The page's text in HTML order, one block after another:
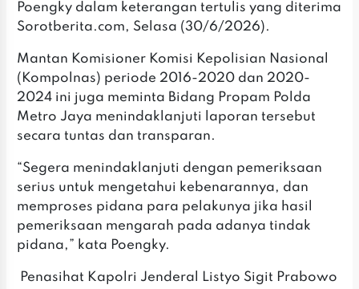
Poengky dalam keterangan tertulis yang diterima
Sorotberita.com, Selasa (30/6/2026).
‎Mantan Komisioner Komisi Kepolisian Nasional
(Kompolnas) periode 2016-2020 dan 2020-
2024 ini juga meminta Bidang Propam Polda
Metro Jaya menindaklanjuti laporan tersebut
secara tuntas dan transparan.
‎“Segera menindaklanjuti dengan pemeriksaan
serius untuk mengetahui kebenarannya, dan
memproses pidana para pelakunya jika hasil
pemeriksaan mengarah pada adanya tindak
pidana,” kata Poengky.
‎ ‎Penasihat Kapolri Jenderal Listyo Sigit Prabowo